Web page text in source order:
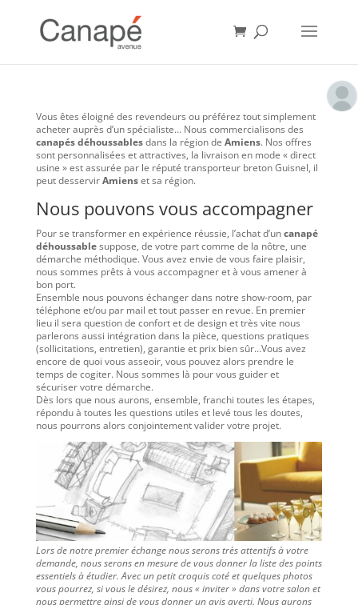
Vous êtes éloigné des revendeurs ou préférez tout simplement
acheter auprès d’un spécialiste… Nous commercialisons des
canapés déhoussablesdans la région de Amiens. Nos offres
sont personnalisées et attractives, la livraison en mode « direct
usine » est assurée par le réputé transporteur breton Guisnel, il
peut desservirAmienset sa région.
Nous pouvons vous accompagner
Pour se transformer en expérience réussie, l’achat d’uncanapé
déhoussablesuppose, de votre part comme de la nôtre, une
démarche méthodique. Vous avez envie de vous faire plaisir,
nous sommes prêts à vous accompagner et à vous amener à
bon port.
Ensemble nous pouvons échanger dans notre show-room, par
téléphone et/ou par mail et tout passer en revue. En premier
lieu il sera question de confort et de design et très vite nous
parlerons aussi intégration dans la pièce, questions pratiques
(sollicitations, entretien), garantie et prix bien sûr…Vous avez
encore de quoi vous asseoir, vous pouvez alors prendre le
temps de cogiter. Nous sommes là pour vous guider et
sécuriser votre démarche.
Dès lors que nous aurons, ensemble, franchi toutes les étapes,
répondu à toutes les questions utiles et levé tous les doutes,
nous pourrons alors conjointement valider votre projet.
Lors de notre premier échange nous serons très attentifs à votre
demande, nous serons en mesure de vous donner la liste des points
essentiels à étudier. Avec un petit croquis coté et quelques photos
vous pourrez, si vous le désirez, nous « inviter » dans votre salon et
nous permettre ainsi de vous donner un avis averti. Nous aurons